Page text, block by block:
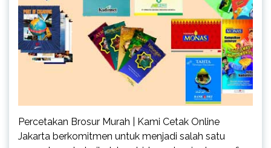
Percetakan Brosur Murah | Kami Cetak Online
Jakarta berkomitmen untuk menjadi salah satu